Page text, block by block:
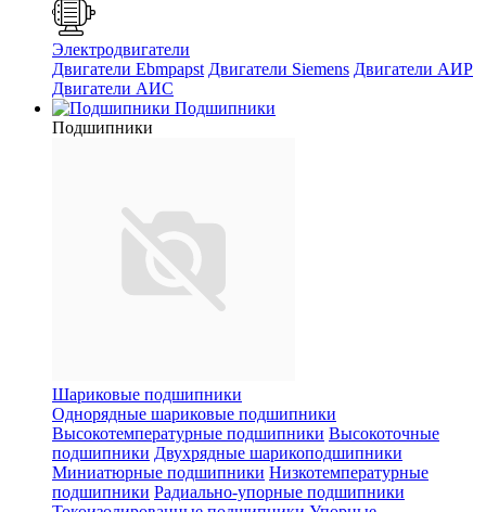
Электродвигатели
Двигатели Ebmpapst Двигатели Siemens Двигатели АИР
Двигатели АИС
Подшипники
Подшипники
Шариковые подшипники
Однорядные шариковые подшипники
Высокотемпературные подшипники Высокоточные
подшипники Двухрядные шарикоподшипники
Миниатюрные подшипники Низкотемпературные
подшипники Радиально-упорные подшипники